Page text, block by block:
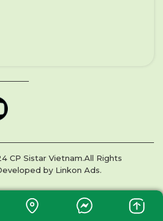
CP Sistar Vietnam.All Rights
by Linkon Ads.